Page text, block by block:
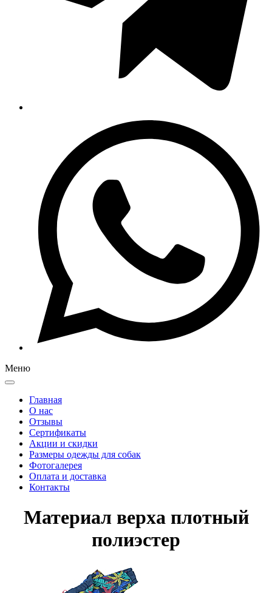
Меню
Главная
О нас
Отзывы
Сертификаты
Акции и скидки
Размеры одежды для собак
Фотогалерея
Оплата и доставка
Контакты
Материал верха плотный
полиэстер